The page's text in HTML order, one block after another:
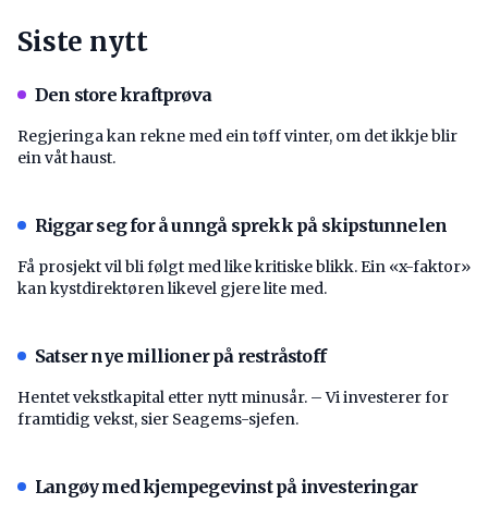
Siste nytt
Den store kraftprøva
Regjeringa kan rekne med ein tøff vinter, om det ikkje blir
ein våt haust.
Riggar seg for å unngå sprekk på skipstunnelen
Få prosjekt vil bli følgt med like kritiske blikk. Ein «x-faktor»
kan kystdirektøren likevel gjere lite med.
Satser nye millioner på restråstoff
Hentet vekstkapital etter nytt minusår. – Vi investerer for
framtidig vekst, sier Seagems-sjefen.
Langøy med kjempegevinst på investeringar